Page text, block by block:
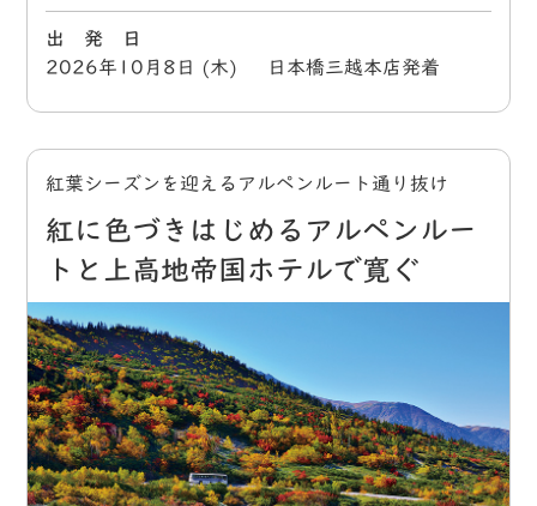
出 発 日
2026年10月8日 (木) 日本橋三越本店発着
紅葉シーズンを迎えるアルペンルート通り抜け
紅に色づきはじめるアルペンルー
トと上高地帝国ホテルで寛ぐ